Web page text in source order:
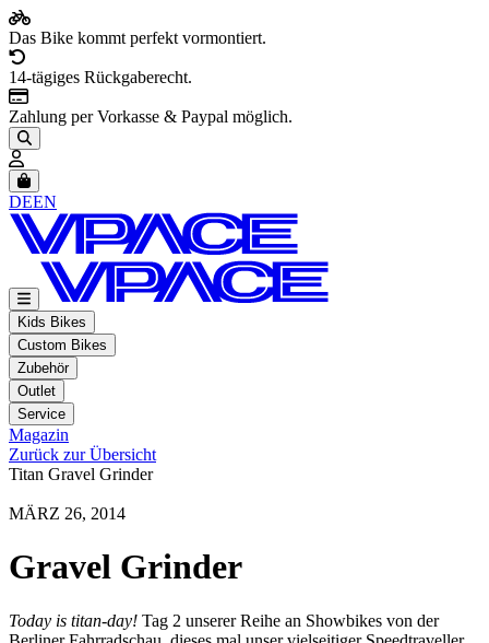
Das Bike kommt perfekt vormontiert.
14-tägiges Rückgaberecht.
Zahlung per Vorkasse & Paypal möglich.
Artikel im Warenkorb, Warenkorb anzeigen
DEEN
Kids Bikes
Custom Bikes
Zubehör
Outlet
Service
Magazin
Zurück zur Übersicht
Titan Gravel Grinder
MÄRZ 26, 2014
Gravel Grinder
Today is titan-day! Tag 2 unserer Reihe an Showbikes von der